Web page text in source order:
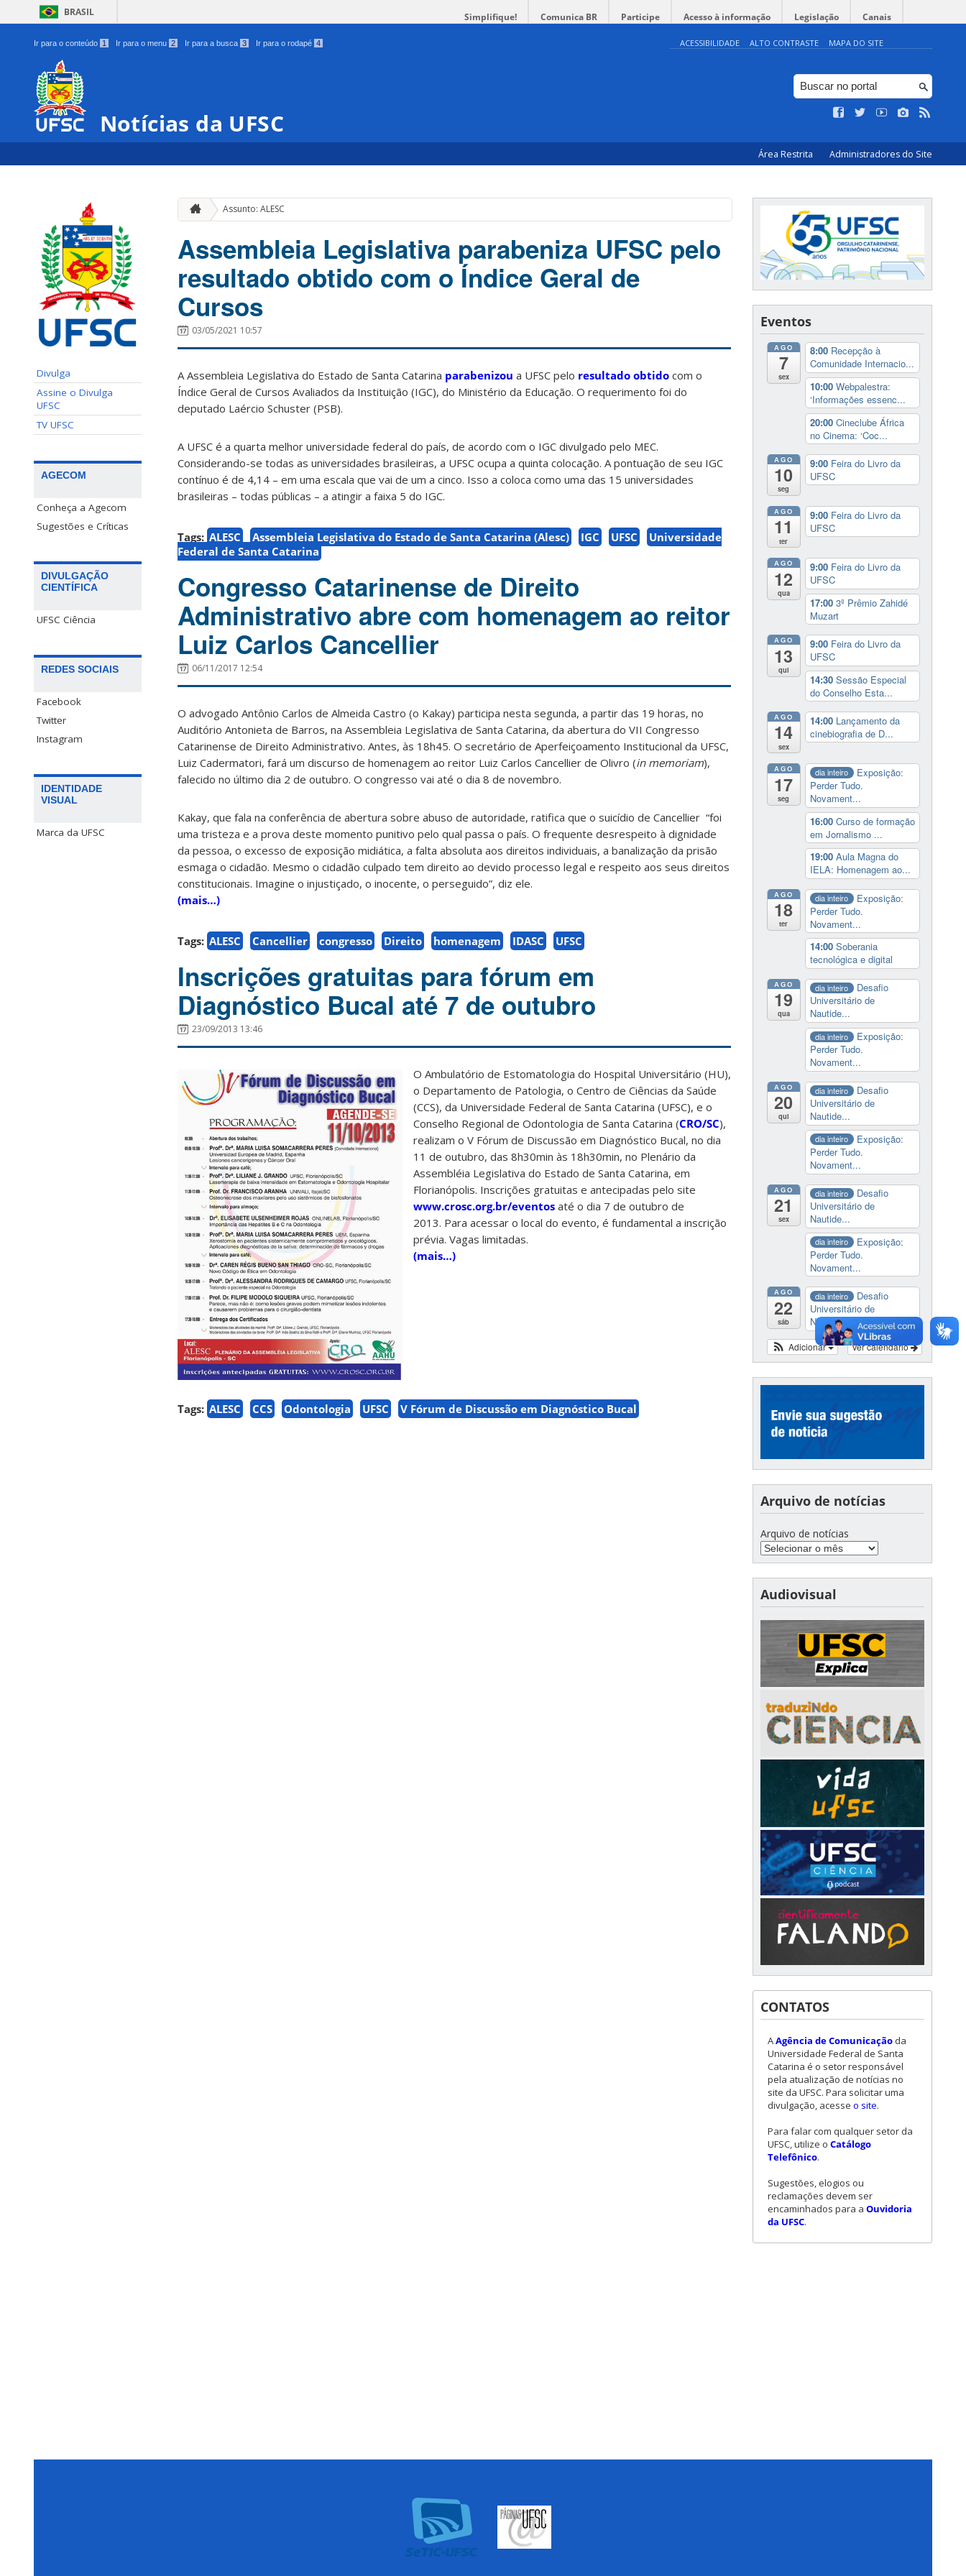
BRASIL Simplifique! Comunica BR Participe Acesso à informação Legislação Canais
Ir para o conteúdo 1 Ir para o menu 2 Ir para a busca 3 Ir para o rodapé 4 ACESSIBILIDADE ALTO CONTRASTE MAPA DO SITE
Notícias da UFSC
Área Restrita Administradores do Site
Divulga
Assine o Divulga
UFSC
TV UFSC
AGECOM
Conheça a Agecom
Sugestões e Críticas
DIVULGAÇÃO
CIENTÍFICA
UFSC Ciência
REDES SOCIAIS
Facebook
Twitter
Instagram
IDENTIDADE
VISUAL
Marca da UFSC
Assunto: ALESC
Assembleia Legislativa parabeniza UFSC pelo
resultado obtido com o Índice Geral de
Cursos
03/05/2021 10:57
A Assembleia Legislativa do Estado de Santa Catarina parabenizou a UFSC pelo resultado obtido com o
Índice Geral de Cursos Avaliados da Instituição (IGC), do Ministério da Educação. O requerimento foi do
deputado Laércio Schuster (PSB).
A UFSC é a quarta melhor universidade federal do país, de acordo com o IGC divulgado pelo MEC.
Considerando-se todas as universidades brasileiras, a UFSC ocupa a quinta colocação. A pontuação de seu IGC
contínuo é de 4,14 – em uma escala que vai de um a cinco. Isso a coloca como uma das 15 universidades
brasileiras – todas públicas – a atingir a faixa 5 do IGC.
Tags: ALESC Assembleia Legislativa do Estado de Santa Catarina (Alesc) IGC UFSC
Universidade
Federal de Santa Catarina
Congresso Catarinense de Direito
Administrativo abre com homenagem ao reitor
Luiz Carlos Cancellier
06/11/2017 12:54
O advogado Antônio Carlos de Almeida Castro (o Kakay) participa nesta segunda, a partir das 19 horas, no
Auditório Antonieta de Barros, na Assembleia Legislativa de Santa Catarina, da abertura do VII Congresso
Catarinense de Direito Administrativo. Antes, às 18h45. O secretário de Aperfeiçoamento Institucional da UFSC,
Luiz Cadermatori, fará um discurso de homenagem ao reitor Luiz Carlos Cancellier de Olivro (in memoriam),
falecido no último dia 2 de outubro. O congresso vai até o dia 8 de novembro.
Kakay, que fala na conferência de abertura sobre abuso de autoridade, ratifica que o suicídio de Cancellier “foi
uma tristeza e a prova deste momento punitivo pelo qual passa o país. O frequente desrespeito à dignidade
da pessoa, o excesso de exposição midiática, a falta absoluta aos direitos individuais, a banalização da prisão
esmaga o cidadão. Mesmo o cidadão culpado tem direito ao devido processo legal e respeito aos seus direitos
constitucionais. Imagine o injustiçado, o inocente, o perseguido”, diz ele.
(mais…)
Tags: ALESC Cancellier congresso Direito homenagem IDASC UFSC
Inscrições gratuitas para fórum em
Diagnóstico Bucal até 7 de outubro
23/09/2013 13:46
O Ambulatório de Estomatologia do Hospital Universitário (HU),
o Departamento de Patologia, o Centro de Ciências da Saúde
(CCS), da Universidade Federal de Santa Catarina (UFSC), e o
Conselho Regional de Odontologia de Santa Catarina (CRO/SC),
realizam o V Fórum de Discussão em Diagnóstico Bucal, no dia
11 de outubro, das 8h30min às 18h30min, no Plenário da
Assembléia Legislativa do Estado de Santa Catarina, em
Florianópolis. Inscrições gratuitas e antecipadas pelo site
www.crosc.org.br/eventos até o dia 7 de outubro de
2013. Para acessar o local do evento, é fundamental a inscrição
prévia. Vagas limitadas.
(mais…)
Tags: ALESC CCS Odontologia UFSC V Fórum de Discussão em Diagnóstico Bucal
Eventos
AGO
7
sex
8:00 Recepção à
Comunidade Internacio...
10:00 Webpalestra:
‘Informações essenc...
20:00 Cineclube África
no Cinema: ‘Coc...
AGO
10
seg
9:00 Feira do Livro da
UFSC
AGO
11
ter
9:00 Feira do Livro da
UFSC
AGO
12
qua
9:00 Feira do Livro da
UFSC
17:00 3º Prêmio Zahidé
Muzart
AGO
13
qui
9:00 Feira do Livro da
UFSC
14:30 Sessão Especial
do Conselho Esta...
AGO
14
sex
14:00 Lançamento da
cinebiografia de D...
AGO
17
seg
dia inteiro
Exposição:
Perder Tudo.
Novament...
16:00 Curso de formação
em Jornalismo ...
19:00 Aula Magna do
IELA: Homenagem ao...
AGO
18
ter
dia inteiro
Exposição:
Perder Tudo.
Novament...
14:00 Soberania
tecnológica e digital
AGO
19
qua
dia inteiro
Desafio
Universitário de
Nautide...
dia inteiro
Exposição:
Perder Tudo.
Novament...
AGO
20
qui
dia inteiro
Desafio
Universitário de
Nautide...
dia inteiro
Exposição:
Perder Tudo.
Novament...
AGO
21
sex
dia inteiro
Desafio
Universitário de
Nautide...
dia inteiro
Exposição:
Perder Tudo.
Novament...
AGO
22
sáb
dia inteiro
Desafio
Universitário de
Nautide...
Ver calendário
Adicionar
Arquivo de notícias
Arquivo de notícias
Audiovisual
CONTATOS
AAgência de Comunicação da
Universidade Federal de Santa
Catarina é o setor responsável
pela atualização de notícias no
site da UFSC. Para solicitar uma
divulgação, acesse o site.
Para falar com qualquer setor da
UFSC, utilize o Catálogo
Telefônico.
Sugestões, elogios ou
reclamações devem ser
encaminhados para a Ouvidoria
da UFSC.